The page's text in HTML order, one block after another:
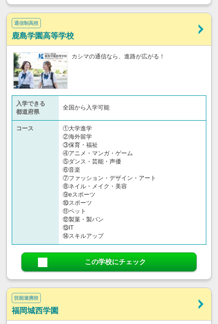
通信制高校
鹿島学園高等学校
カシマの通信なら、進路が広がる！
入学できる
都道府県
全国から入学可能
コース
①大学進学
②海外留学
③保育・福祉
④アニメ・マンガ・ゲーム
⑤ダンス・芸能・声優
⑥音楽
⑦ファッション・デザイン・アート
⑧ネイル・メイク・美容
⑨eスポーツ
⑩スポーツ
⑪ペット
⑫製菓・製パン
⑬IT
⑭スキルアップ
この学校にチェック
技能連携校
福岡城西学園